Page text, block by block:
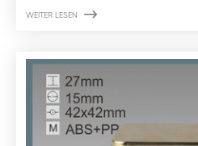
WEITER LESEN 